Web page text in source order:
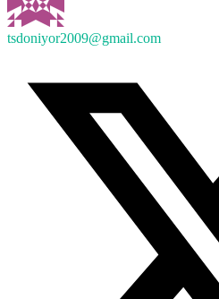
tsdoniyor2009@gmail.com